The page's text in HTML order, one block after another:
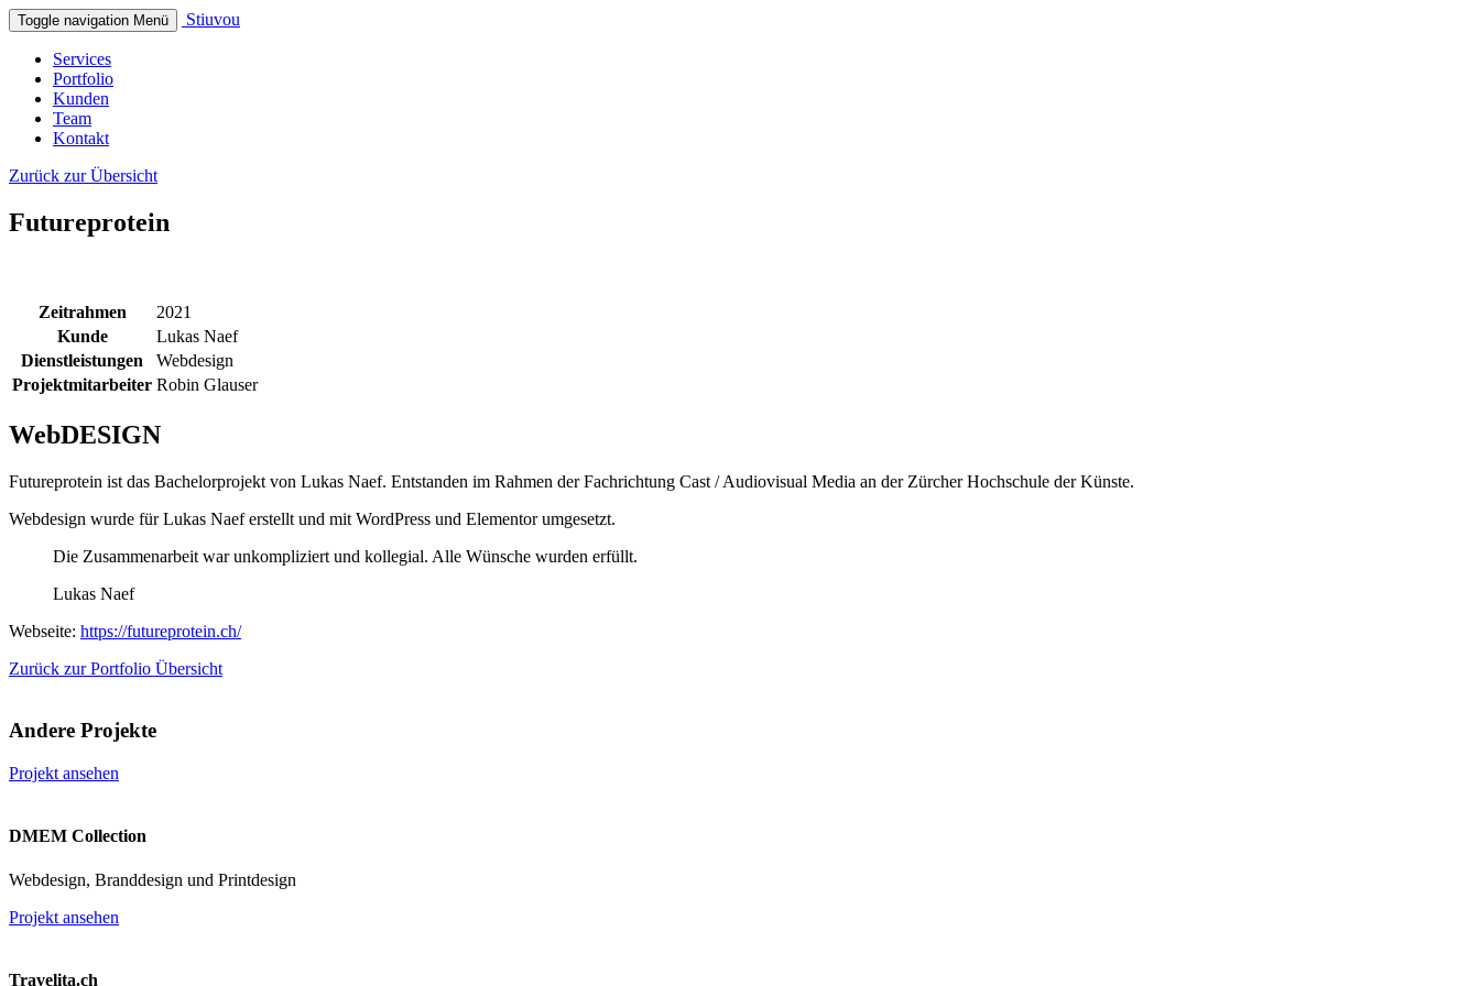
Toggle navigation Menü Stiuvou
Services
Portfolio
Kunden
Team
Kontakt
Zurück zur Übersicht
Futureprotein
Zeitrahmen
2021
Kunde
Lukas Naef
Dienstleistungen
Webdesign
Projektmitarbeiter Robin Glauser
WebDESIGN
Futureprotein ist das Bachelorprojekt von Lukas Naef. Entstanden im Rahmen der Fachrichtung Cast / Audiovisual Media an der Zürcher Hochschule der Künste.
Webdesign wurde für Lukas Naef erstellt und mit WordPress und Elementor umgesetzt.
Die Zusammenarbeit war unkompliziert und kollegial. Alle Wünsche wurden erfüllt.
Lukas Naef
Webseite: https://futureprotein.ch/
Zurück zur Portfolio Übersicht
Andere Projekte
Projekt ansehen
DMEM Collection
Webdesign, Branddesign und Printdesign
Projekt ansehen
Travelita.ch